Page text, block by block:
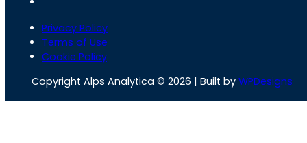
Privacy Policy
Terms of Use
Cookie Policy
Copyright Alps Analytica © 2026 | Built byWPDesigns